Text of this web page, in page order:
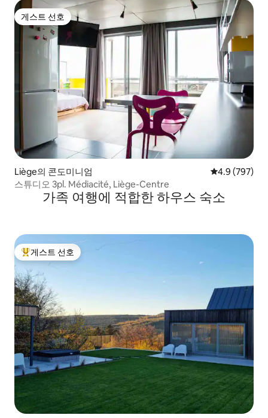
게스트 선호
게스트 선호
Liège의 콘도미니엄 평점 4.9점(5
4.9 (797)
스튜디오 3pl. Médiacité, Liège-Centre
가족 여행에 적합한 하우스 숙소
상위 게스트 선호
게스트 선호